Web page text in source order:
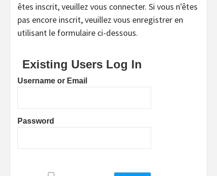
êtes inscrit, veuillez vous connecter. Si vous n'êtes
pas encore inscrit, veuillez vous enregistrer en
utilisant le formulaire ci-dessous.
Existing Users Log In
Username or Email
Password